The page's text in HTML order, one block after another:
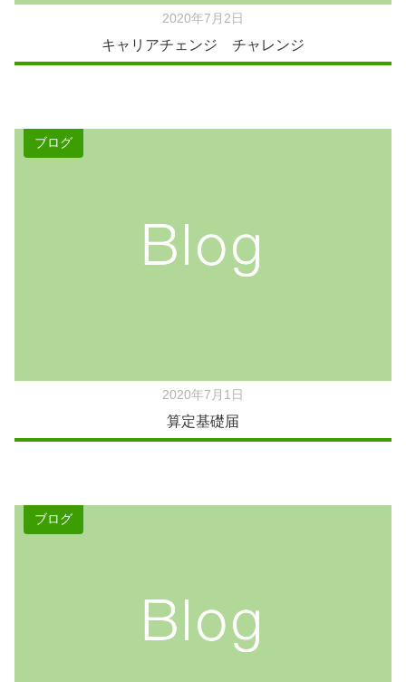
2020年7月2日
キャリアチェンジ チャレンジ
ブログ
2020年7月1日
算定基礎届
ブログ